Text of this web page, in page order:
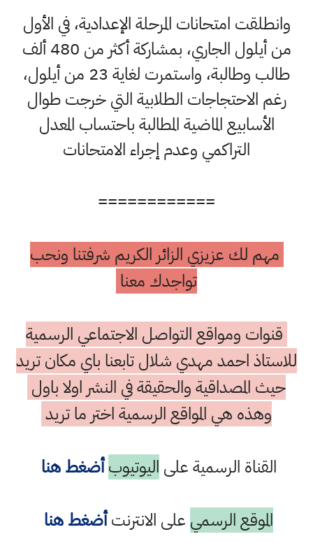
وانطلقت امتحانات المرحلة الإعدادية، في الأول
من أيلول الجاري، بمشاركة أكثر من 480 ألف
طالب وطالبة، واستمرت لغاية 23 من أيلول،
رغم الاحتجاجات الطلابية التي خرجت طوال
الأسابيع الماضية المطالبة باحتساب المعدل
التراكمي وعدم إجراء الامتحانات
============
مهم لك عزيزي الزائر الكريم شرفتنا ونحب
تواجدك معنا
قنوات ومواقع التواصل الاجتماعي الرسمية
للاستاذ احمد مهدي شلال تابعنا باي مكان تريد
حيث المصداقية والحقيقة في النشر اولا باول
وهذه هي المواقع الرسمية اختر ما تريد
القناة الرسمية على اليوتيوب أضغط هنا
الموقع الرسمي على الانترنتأضغط هنا